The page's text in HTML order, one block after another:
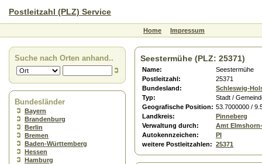
Postleitzahl (PLZ) Service
Home Impressum
Suche nach Orten anhand..
Bundesländer
Bayern
Brandenburg
Berlin
Bremen
Baden-Württemberg
Hessen
Hamburg
Seestermühe (PLZ: 25371)
Name:
Seestermühe
Postleitzahl:
25371
Bundesland:
Schleswig-
Typ:
Stadt /
Geografische Position: 53.7000000 /
Landkreis:
Pinneberg
Verwaltung durch:
Amt
Autokennzeichen:
PI
weitere Postleitzahlen: 25371